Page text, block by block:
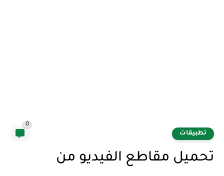
تطبيقات
0
تحميل مقاطع الفيديو من